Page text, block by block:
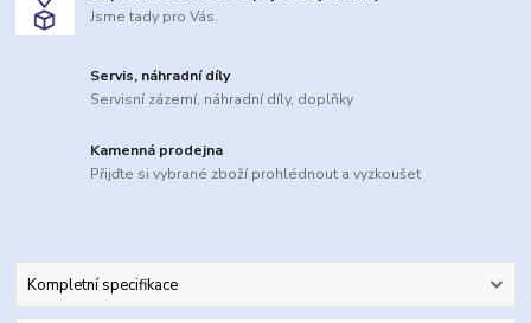
Jsme tady pro Vás.
Servis, náhradní díly
Servisní zázemí, náhradní díly, doplňky
Kamenná prodejna
Přijďte si vybrané zboží prohlédnout a vyzkoušet
Kompletní specifikace